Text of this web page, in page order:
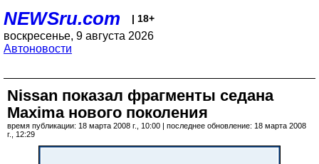
NEWSru.com | 18+
воскресенье, 9 августа 2026
Автоновости
Nissan показал фрагменты седана
Maxima нового поколения
время публикации: 18 марта 2008 г., 10:00 | последнее обновление: 18 марта 2008
г., 12:29